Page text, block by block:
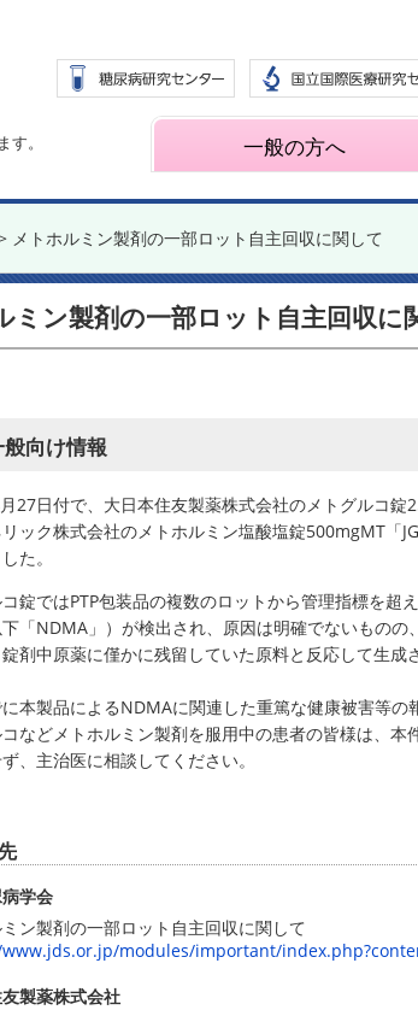
。 一般の方へ
メトホルミン製剤の一部ロット自主回収に関して
ミン製剤の一部ロット自主回収に
向け情報
27日付で、大日本住友製薬株式会社のメトグルコ
ック株式会社のメトホルミン塩酸塩錠500mgMT「
た。
コ錠ではPTP包装品の複数のロットから管理指標を超
下「NDMA」）が検出され、原因は明確でないものの
剤中原薬に僅かに残留していた原料と反応して生成
本製品によるNDMAに関連した重篤な健康被害等の
コなどメトホルミン製剤を服用中の患者の皆様は、
、主治医に相談してください。
学会
ン製剤の一部ロット自主回収に関して
modules/important/
製薬株式会社